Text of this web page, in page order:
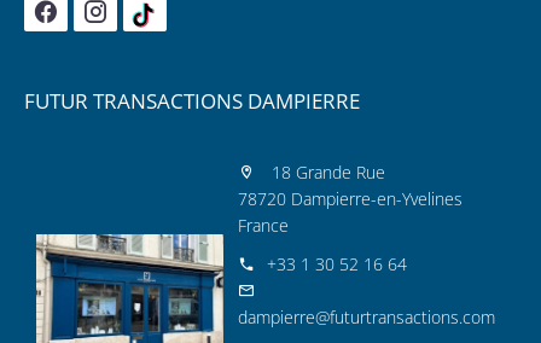
FUTUR TRANSACTIONS DAMPIERRE
18 Grande Rue
78720 Dampierre-en-Yvelines
France
+33 1 30 52 16 64
dampierre@futurtransactions.com